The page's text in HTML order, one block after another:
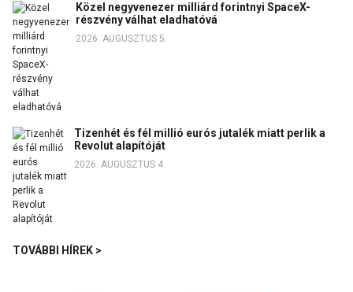
Közel negyvenezer milliárd forintnyi SpaceX-
részvény válhat eladhatóvá
2026. AUGUSZTUS 5.
Tizenhét és fél millió eurós jutalék miatt perlik a
Revolut alapítóját
2026. AUGUSZTUS 4.
TOVÁBBI HÍREK >